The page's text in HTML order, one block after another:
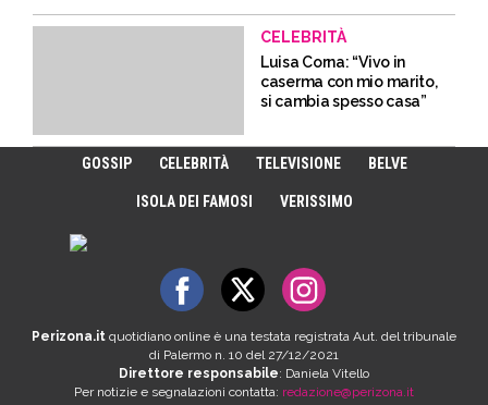
CELEBRITÀ
Luisa Corna: “Vivo in
caserma con mio marito,
si cambia spesso casa”
GOSSIP CELEBRITÀ TELEVISIONE BELVE
ISOLA DEI FAMOSI VERISSIMO
Perizona.it quotidiano online è una testata registrata Aut. del tribunale
di Palermo n. 10 del 27/12/2021
Direttore responsabile: Daniela Vitello
Per notizie e segnalazioni contatta: redazione@perizona.it